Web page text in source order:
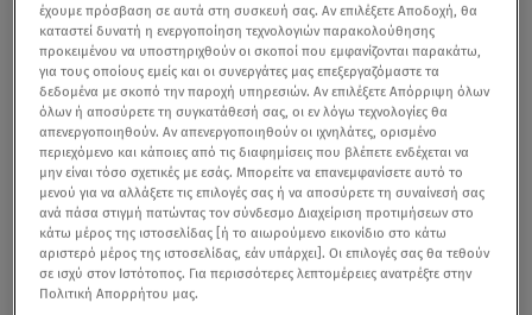
έχουμε πρόσβαση σε αυτά στη συσκευή σας. Αν επιλέξετε Αποδοχή, θα
καταστεί δυνατή η ενεργοποίηση τεχνολογιών παρακολούθησης
προκειμένου να υποστηριχθούν οι σκοποί που εμφανίζονται παρακάτω,
για τους οποίους εμείς και οι συνεργάτες μας επεξεργαζόμαστε τα
δεδομένα με σκοπό την παροχή υπηρεσιών. Αν επιλέξετε Απόρριψη όλων
όλων ή αποσύρετε τη συγκατάθεσή σας, οι εν λόγω τεχνολογίες θα
απενεργοποιηθούν. Αν απενεργοποιηθούν οι ιχνηλάτες, ορισμένο
περιεχόμενο και κάποιες από τις διαφημίσεις που βλέπετε ενδέχεται να
μην είναι τόσο σχετικές με εσάς. Μπορείτε να επανεμφανίσετε αυτό το
μενού για να αλλάξετε τις επιλογές σας ή να αποσύρετε τη συναίνεσή σας
ανά πάσα στιγμή πατώντας τον σύνδεσμο Διαχείριση προτιμήσεων στο
κάτω μέρος της ιστοσελίδας [ή το αιωρούμενο εικονίδιο στο κάτω
αριστερό μέρος της ιστοσελίδας, εάν υπάρχει]. Οι επιλογές σας θα τεθούν
σε ισχύ στον Ιστότοπος. Για περισσότερες λεπτομέρειες ανατρέξτε στην
Πολιτική Απορρήτου μας.